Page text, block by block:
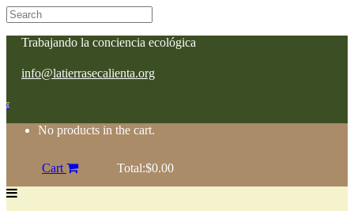
Trabajando la conciencia ecológica
info@latierrasecalienta.org
0
No products in the cart.
Cart Total:$0.00